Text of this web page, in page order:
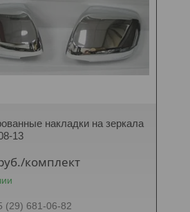
накладки на зеркала
13
/комплект
(29) 681-06-82